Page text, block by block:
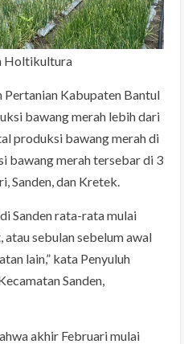
Holtikultura
Pertanian Kabupaten Bantul
bawang merah lebih dari
produksi bawang merah di
bawang merah tersebar di 3
Sanden, dan Kretek.
Sanden rata-rata mulai
sebulan sebelum awal
lain,” kata Penyuluh
Sanden,
akhir Februari mulai